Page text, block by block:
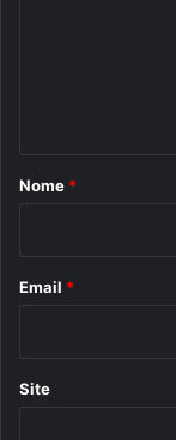
r
*
Nome *
Email *
Site